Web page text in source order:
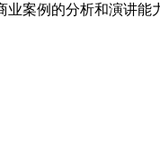
案例的分析和演讲